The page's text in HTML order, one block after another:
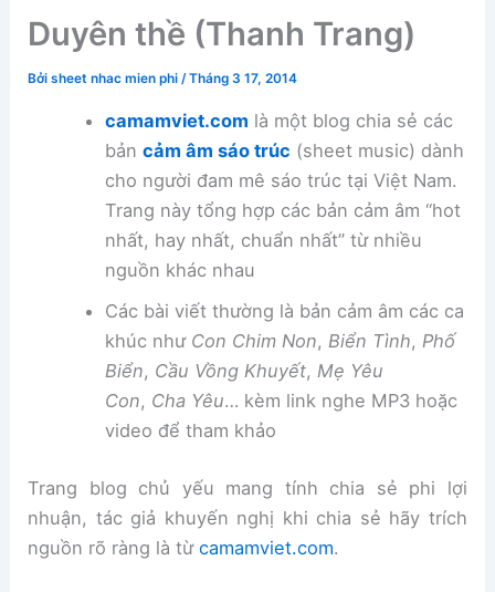
Duyên thề (Thanh Trang)
Bởisheet nhac mien phi/Tháng 3 17, 2014
camamviet.com là một blog chia sẻ các
bản cảm âm sáo trúc (sheet music) dành
cho người đam mê sáo trúc tại Việt Nam.
Trang này tổng hợp các bản cảm âm “hot
nhất, hay nhất, chuẩn nhất” từ nhiều
nguồn khác nhau
Các bài viết thường là bản cảm âm các ca
khúc như Con Chim Non, Biển Tình, Phố
Biển, Cầu Vồng Khuyết, Mẹ Yêu
Con, Cha Yêu… kèm link nghe MP3 hoặc
video để tham khảo
Trang blog chủ yếu mang tính chia sẻ phi lợi
nhuận, tác giả khuyến nghị khi chia sẻ hãy trích
nguồn rõ ràng là từcamamviet.com.